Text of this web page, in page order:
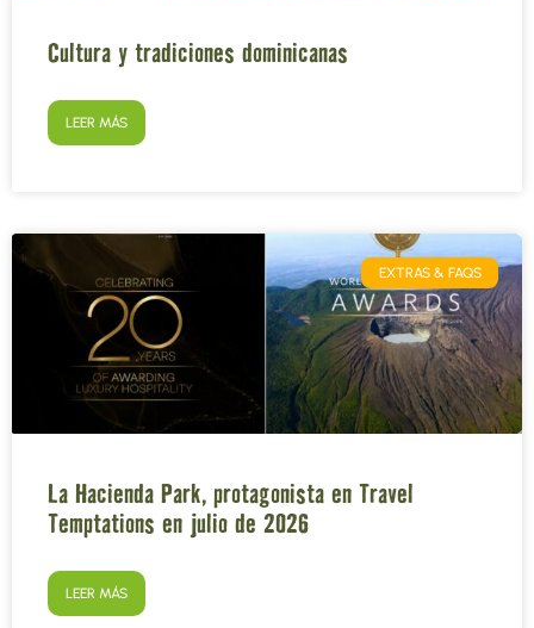
Cultura y tradiciones dominicanas
LEER MÁS
EXTRAS & FAQS
La Hacienda Park, protagonista en Travel
Temptations en julio de 2026
LEER MÁS